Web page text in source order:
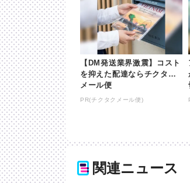
【DM発送業界激震】コスト
を抑えた配達ならチクタク
メール便
PR(チクタクメール便)
関連ニュース